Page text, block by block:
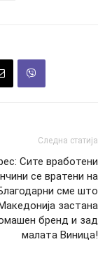
Следна статија
Сите вработени
се вратени на
сме што
застана
бренд и зад
малата Виница!